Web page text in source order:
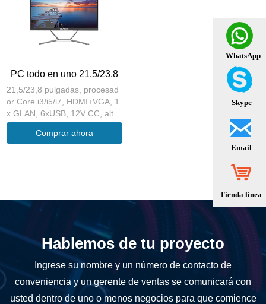
Hablemos de tu proyecto
Ingrese su nombre y un número de contacto de
conveniencia y un gerente de ventas se comunicará con
usted dentro de uno o menos negocios para que comience
PC todo en uno 21.5/23.8
21,5/23,8 pulgadas, procesad
or Core i3/i5/i7, HDMI+VGA, 1
x GLAN, 6xUSB, 12V CC, altav
oz opcional, módulo WIFI/BT i
ncorporado, compatible con W
ezas)
〉 Cantidad mínima de pedid
o: 20 unidades
〉 Plazo de entrega: 3 días la
〉 Tiempo de envío: 7 días lab
orables
Comprar ahora
WhatsApp
Skype
Email
Tienda línea